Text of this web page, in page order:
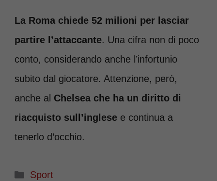
La Roma chiede 52 milioni per lasciar
partire l’attaccante. Una cifra non di poco
conto, considerando anche l’infortunio
subito dal giocatore. Attenzione, però,
anche al Chelsea che ha un diritto di
riacquisto sull’inglese e continua a
tenerlo d’occhio.
Categorie
Sport